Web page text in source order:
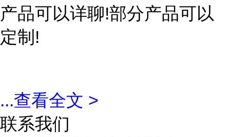
产品可以详聊!部分产品可以
定制!
...查看全文 >
联系我们